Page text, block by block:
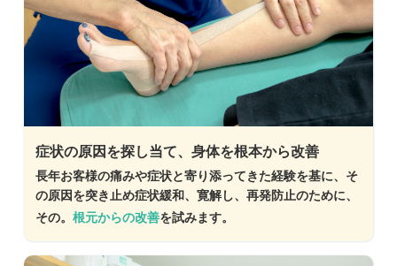
症状の原因を探し当て、身体を根本から改善
長年お客様の痛みや症状と寄り添ってきた経験を基に、そ
の原因を突き止め症状緩和、寛解し、再発防止のために、
その。根元からの改善を試みます。